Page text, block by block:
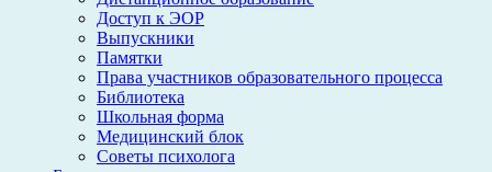
Доступ к ЭОР
Выпускники
Памятки
Права участников образовательного процесса
Библиотека
Школьная форма
Медицинский блок
Советы психолога